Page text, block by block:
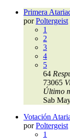
Primera
porPoltergeist
1
2
3
4
5
64
73065
Último
Sab
Votación
porPoltergeist
1